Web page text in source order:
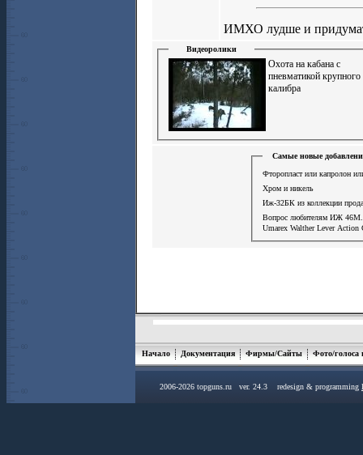
ИМХО лудше и
Видеоролики
Охота на кабана с
пневматикой крупного
калибра
Самые новые
Фторопласт или капролон
Хром и никель
Иж-32БК из коллекции
Вопрос любителям ИЖ 46М.
Umarex Walther Lever Action
Начало Документация Фирмы/Сайты Фото/голоса
2006-2026 topguns.ru ver. 24.3 redesign & programming